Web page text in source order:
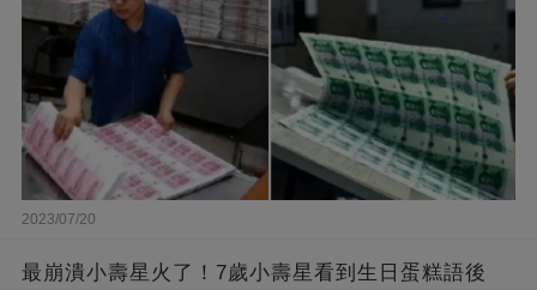
2023/07/20
最崩潰小壽星火了！7歲小壽星看到生日蛋糕語後